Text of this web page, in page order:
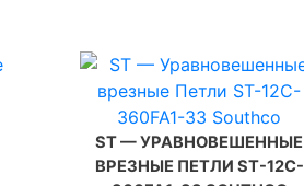
ST — УРАВНОВЕШЕННЫЕ
ВРЕЗНЫЕ ПЕТЛИ ST-12C-